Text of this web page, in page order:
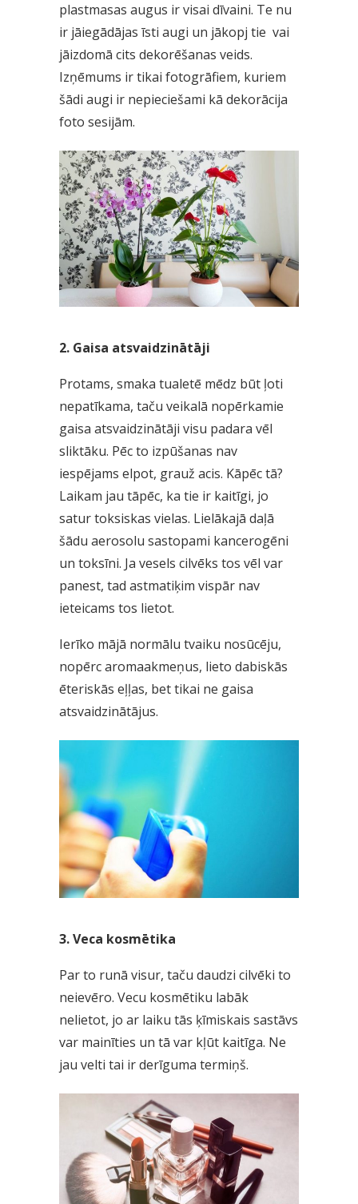
plastmasas augus ir visai dīvaini. Te nu
ir jāiegādājas īsti augi un jākopj tie vai
jāizdomā cits dekorēšanas veids.
Izņēmums ir tikai fotogrāfiem, kuriem
šādi augi ir nepieciešami kā dekorācija
foto sesijām.
2. Gaisa atsvaidzinātāji
Protams, smaka tualetē mēdz būt ļoti
nepatīkama, taču veikalā nopērkamie
gaisa atsvaidzinātāji visu padara vēl
sliktāku. Pēc to izpūšanas nav
iespējams elpot, grauž acis. Kāpēc tā?
Laikam jau tāpēc, ka tie ir kaitīgi, jo
satur toksiskas vielas. Lielākajā daļā
šādu aerosolu sastopami kancerogēni
un toksīni. Ja vesels cilvēks tos vēl var
panest, tad astmatiķim vispār nav
ieteicams tos lietot.
Ierīko mājā normālu tvaiku nosūcēju,
nopērc aromaakmeņus, lieto dabiskās
ēteriskās eļļas, bet tikai ne gaisa
atsvaidzinātājus.
3. Veca kosmētika
Par to runā visur, taču daudzi cilvēki to
neievēro. Vecu kosmētiku labāk
nelietot, jo ar laiku tās ķīmiskais sastāvs
var mainīties un tā var kļūt kaitīga. Ne
jau velti tai ir derīguma termiņš.